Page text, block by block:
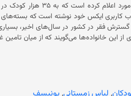
یونیسف یا صندوق حمایت از کودکان سازمان ملل
است. یونیسف امروز (پنج‌شنبه، ۱۸ دلو) در حساب کاربری ایکس خود نوشته
پتو و جوراب بوده است. باید گفت که با گسترش فقر در کشور در سال‌های
خانه‌ها و کودکان خود در فصل زمستان نیستند. شماری از این خانواده‌ها می‌گویند
محدود شده و پیش‌برد امور زندگی را برای
کودک افزایش خواهد یافت.